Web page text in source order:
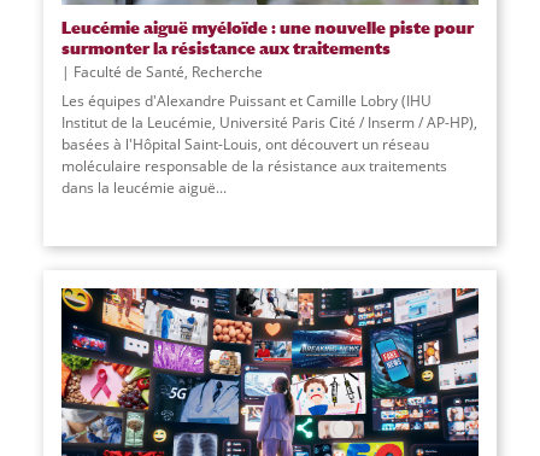
Leucémie aiguë myéloïde : une nouvelle piste pour
surmonter la résistance aux traitements
Faculté de Santé, Recherche
Les équipes d'Alexandre Puissant et Camille Lobry (IHU
Institut de la Leucémie, Université Paris Cité / Inserm / AP-HP),
basées à l'Hôpital Saint-Louis, ont découvert un réseau
moléculaire responsable de la résistance aux traitements
dans la leucémie aiguë...